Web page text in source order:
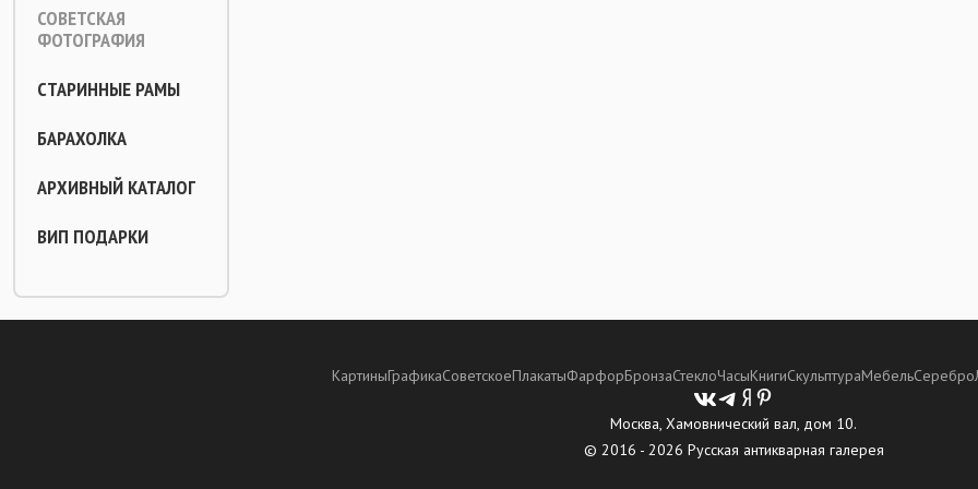
СОВЕТСКАЯ
ФОТОГРАФИЯ
СТАРИННЫЕ РАМЫ
БАРАХОЛКА
АРХИВНЫЙ КАТАЛОГ
ВИП ПОДАРКИ
КартиныГрафикаСоветскоеПлакатыФарфорБронзаСтеклоЧасыКнигиСкульптураМебельСеребро
Москва, Хамовнический вал, дом 10.
© 2016 - 2026 Русская антикварная галерея